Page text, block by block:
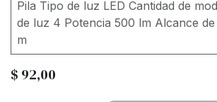
Pila Tipo de luz LED Cantidad de
de luz 4 Potencia 500 lm Alcance
m
$ 92,00